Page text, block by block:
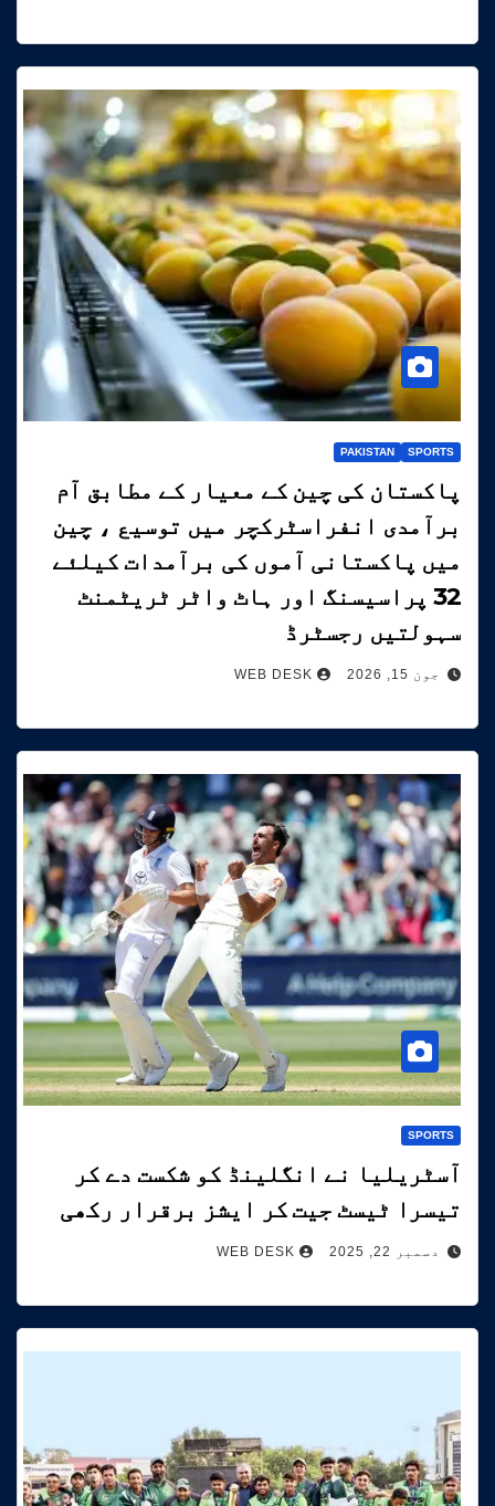
SPORTS
PAKISTAN
پاکستان کی چین کے معیار کے مطابق آم
برآمدی انفراسٹرکچر میں توسیع ، چین
میں پاکستانی آموں کی برآمدات کیلئے
32 پراسیسنگ اور ہاٹ واٹر ٹریٹمنٹ
سہولتیں رجسٹرڈ
جون 15, 2026 WEB DESK
SPORTS
آسٹریلیا نے انگلینڈ کو شکست دے کر
تیسرا ٹیسٹ جیت کر ایشز برقرار رکھی
دسمبر 22, 2025 WEB DESK